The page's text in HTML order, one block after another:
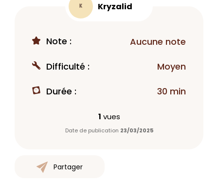
K Kryzalid
Note : Aucune note
Difficulté : Moyen
Durée : 30 min
1 vues
Date de publication 23/03/2025
Partager